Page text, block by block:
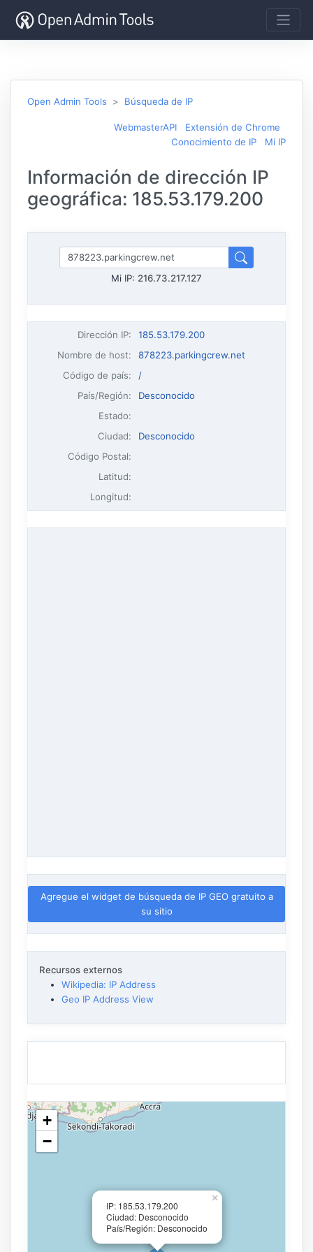
Open Admin Tools Búsqueda de IP
WebmasterAPI
Extensión de Chrome
Conocimiento de IP
Mi IP
Información de dirección IP
geográfica: 185.53.179.200
Mi IP: 216.73.217.127
Dirección IP:
185.53.179.200
Nombre de host:
878223.parkingcrew.net
Código de país:
/
País/Región:
Desconocido
Estado:
Ciudad:
Desconocido
Código Postal:
Latitud:
Longitud:
Agregue el widget de búsqueda de IP GEO gratuito a
su sitio
Recursos externos
Wikipedia: IP Address
Geo IP Address View
IP: 185.53.179.200
Ciudad: Desconocido
País/Región: Desconocido
×
+
−